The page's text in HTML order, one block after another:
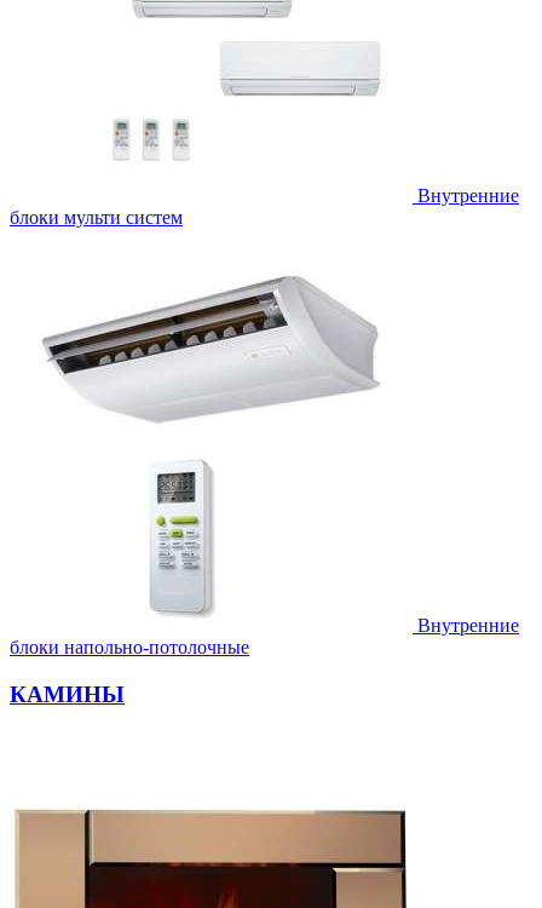
Внутренние
блоки мульти систем
Внутренние
блоки напольно-потолочные
КАМИНЫ